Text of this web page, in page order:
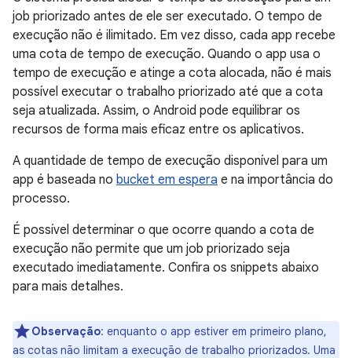
job priorizado antes de ele ser executado. O tempo de
execução não é ilimitado. Em vez disso, cada app recebe
uma cota de tempo de execução. Quando o app usa o
tempo de execução e atinge a cota alocada, não é mais
possível executar o trabalho priorizado até que a cota
seja atualizada. Assim, o Android pode equilibrar os
recursos de forma mais eficaz entre os aplicativos.
A quantidade de tempo de execução disponível para um
app é baseada no bucket em espera e na importância do
processo.
É possível determinar o que ocorre quando a cota de
execução não permite que um job priorizado seja
executado imediatamente. Confira os snippets abaixo
para mais detalhes.
Observação: enquanto o app estiver em primeiro plano,
as cotas não limitam a execução de trabalho priorizados. Uma